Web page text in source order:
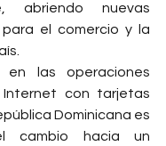
abriendo nuevas
el comercio y la
en las operaciones
Internet con tarjetas
Dominicana es
cambio hacia un